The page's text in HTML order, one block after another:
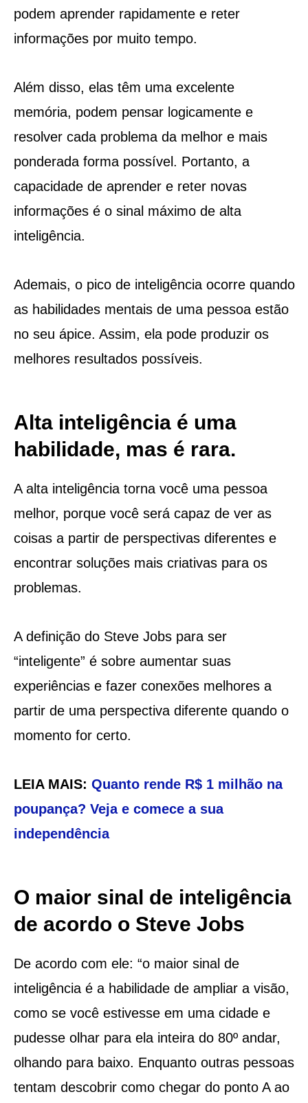
podem aprender rapidamente e reter
informações por muito tempo.
Além disso, elas têm uma excelente
memória, podem pensar logicamente e
resolver cada problema da melhor e mais
ponderada forma possível. Portanto, a
capacidade de aprender e reter novas
informações é o sinal máximo de alta
inteligência.
Ademais, o pico de inteligência ocorre quando
as habilidades mentais de uma pessoa estão
no seu ápice. Assim, ela pode produzir os
melhores resultados possíveis.
Alta inteligência é uma
habilidade, mas é rara.
A alta inteligência torna você uma pessoa
melhor, porque você será capaz de ver as
coisas a partir de perspectivas diferentes e
encontrar soluções mais criativas para os
problemas.
A definição do Steve Jobs para ser
“inteligente” é sobre aumentar suas
experiências e fazer conexões melhores a
partir de uma perspectiva diferente quando o
momento for certo.
LEIA MAIS: Quanto rende R$ 1 milhão na
poupança? Veja e comece a sua
independência
O maior sinal de inteligência
de acordo o Steve Jobs
De acordo com ele: “o maior sinal de
inteligência é a habilidade de ampliar a visão,
como se você estivesse em uma cidade e
pudesse olhar para ela inteira do 80º andar,
olhando para baixo. Enquanto outras pessoas
tentam descobrir como chegar do ponto A ao